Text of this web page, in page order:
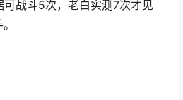
战斗5次，老白实测7次才见